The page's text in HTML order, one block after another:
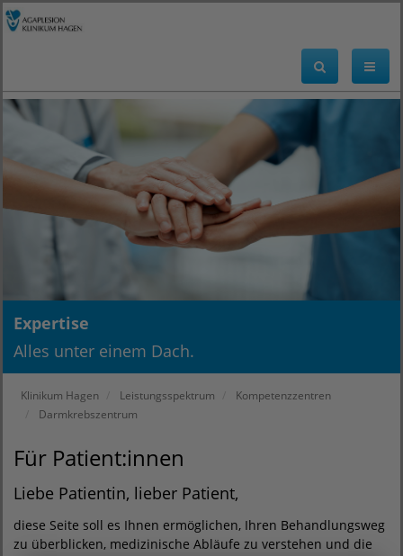
Expertise
Alles unter einem Dach.
Klinikum Hagen Leistungsspektrum
Kompetenzzentren
Darmkrebszentrum
Für Patient:innen
Liebe Patientin, lieber Patient,
diese Seite soll es Ihnen ermöglichen, Ihren Behandlungsweg
zu überblicken, medizinische Abläufe zu verstehen und die